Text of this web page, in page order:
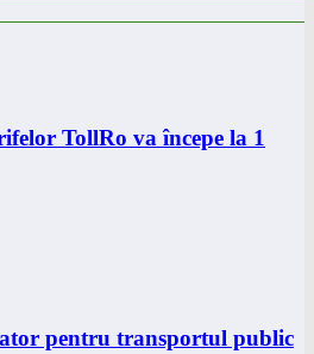
TollRo va începe la 1
pentru transportul public